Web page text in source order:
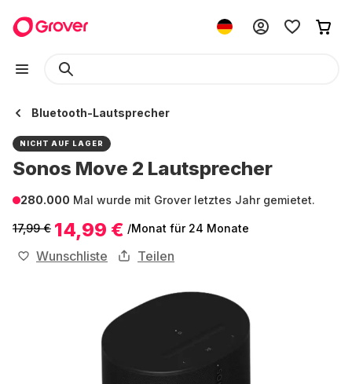
Bluetooth-Lautsprecher
NICHT AUF LAGER
Sonos Move 2 Lautsprecher
280.000 Mal wurde mit Grover letztes Jahr gemietet.
17,99 € 14,99 € /Monat für 24 Monate
Wunschliste Teilen